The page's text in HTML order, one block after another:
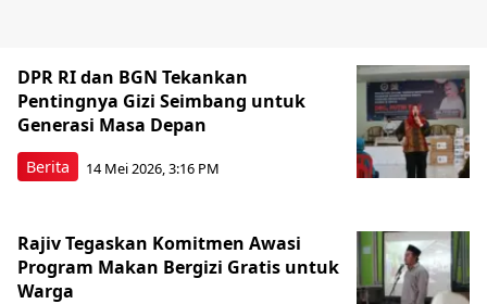
Berita
DPR RI dan BGN Tekankan
Pentingnya Gizi Seimbang untuk
Generasi Masa Depan
14 Mei 2026, 3:16 PM
Rajiv Tegaskan Komitmen Awasi
Program Makan Bergizi Gratis untuk
Warga